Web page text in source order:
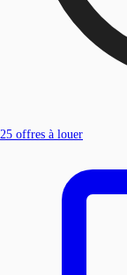
25 offres à louer